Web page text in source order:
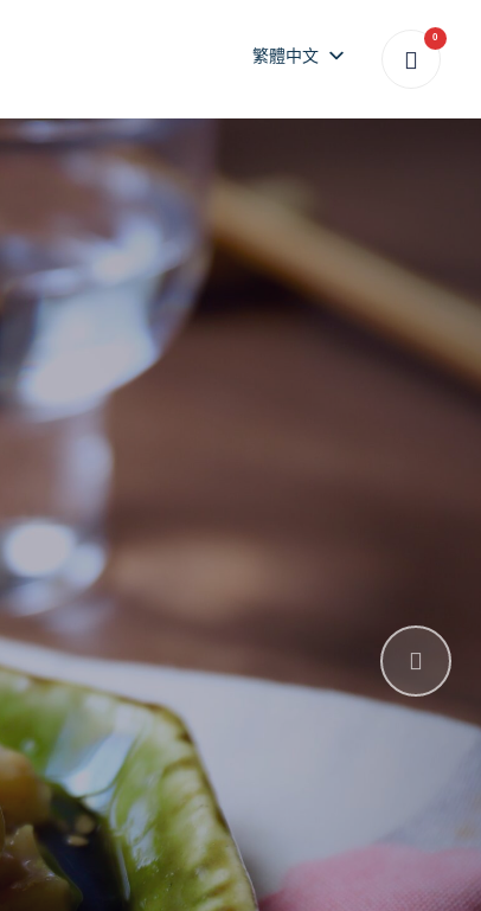
繁體中文
繁體中文
0
盛宴
“美味 × 健康 × 優雅
專屬您的
ORGANIC!
|獻給最懂生活的您。
了解更